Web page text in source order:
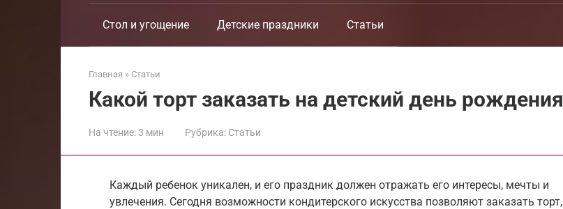
Стол и угощение Детские праздники Статьи
Главная » Статьи
Какой торт заказать на детский день рождения
На чтение:3 мин Рубрика: Статьи
Каждый ребенок уникален, и его праздник должен отражать его интересы, мечты и
увлечения. Сегодня возможности кондитерского искусства позволяют заказать торт,